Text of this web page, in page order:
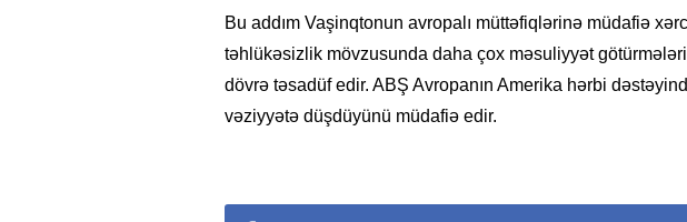
Bu addım Vaşinqtonun avropalı müttəfiqlərinə müdafiə
təhlükəsizlik mövzusunda daha çox məsuliyyət
dövrə təsadüf edir. ABŞ Avropanın Amerika hərbi
vəziyyətə düşdüyünü müdafiə edir.